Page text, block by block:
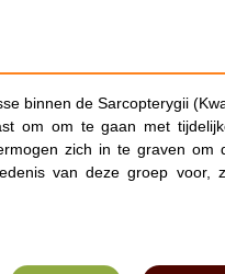
binnen de Sarcopterygii
om om te gaan met
zich in te graven om
van deze groep